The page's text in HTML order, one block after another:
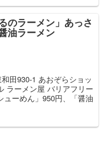
のラーメン」あっさ
油ラーメン
田930-1 あおぞらショッ
ラーメン屋 バリアフリー
ーめん」950円、「醤油